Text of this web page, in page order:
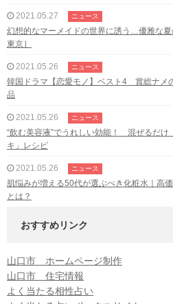
2021.05.27 ニュース
幻想的なマーメイドの世界に誘う…優雅な
東京］
2021.05.26 ニュース
韓国ドラマ【恋愛モノ】ベスト4 賞総ナメ
品
2021.05.26 ニュース
“飲む美容液”でうれしい効能！ 混ぜるだけ
キ」レシピ
2021.05.26 ニュース
肌悩みが増える50代が選ぶべき化粧水｜高
とは？
おすすめリンク
山口市 ホームページ制作
山口市 住宅情報
よく当たる相性占い